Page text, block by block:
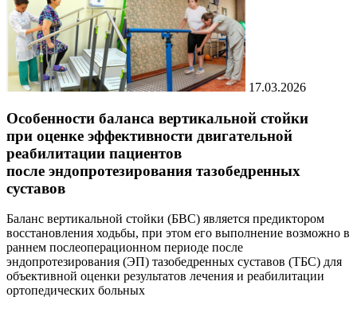
17.03.2026
Особенности баланса вертикальной стойки
при оценке эффективности двигательной
реабилитации пациентов
после эндопротезирования тазобедренных
суставов
Баланс вертикальной стойки (БВС) является предиктором
восстановления ходьбы, при этом его выполнение возможно в
раннем послеоперационном периоде после
эндопротезирования (ЭП) тазобедренных суставов (ТБС) для
объективной оценки результатов лечения и реабилитации
ортопедических больных